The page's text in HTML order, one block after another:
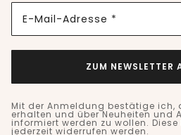
E-Mail-Adresse *
ZUM NEWSLETTER
Mit der Anmeldung bestätige ich,
erhalten und über Neuheiten und
informiert werden zu wollen.
jederzeit widerrufen werden.